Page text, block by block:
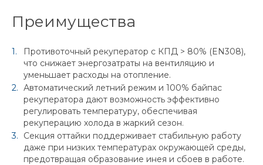
Преимущества
Противоточный рекуператор с КПД > 80% (EN308),
что снижает энергозатраты на вентиляцию и
уменьшает расходы на отопление.
Автоматический летний режим и 100% байпас
рекуператора дают возможность эффективно
регулировать температуру, обеспечивая
рекуперацию холода в жаркий сезон.
Секция оттайки поддерживает стабильную работу
даже при низких температурах окружающей среды,
предотвращая образование инея и сбоев в работе.